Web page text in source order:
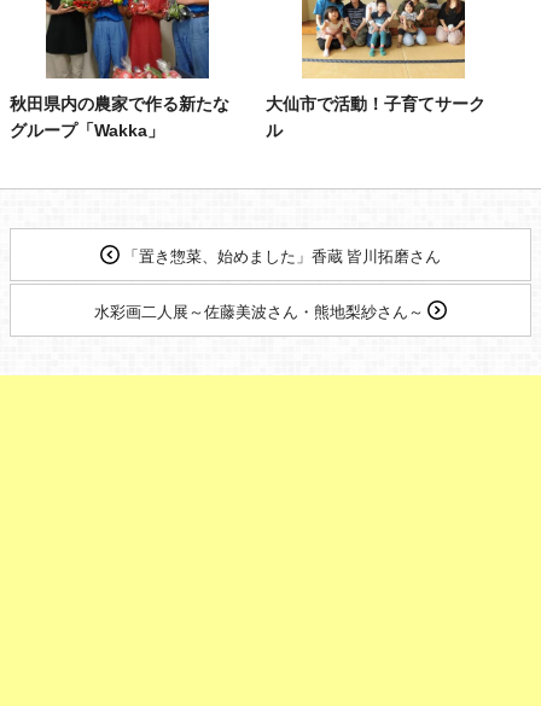
秋田県内の農家で作る新たな
グループ「Wakka」
大仙市で活動！子育てサーク
ル
「置き惣菜、始めました」香蔵 皆川拓磨さん
水彩画二人展～佐藤美波さん・熊地梨紗さん～